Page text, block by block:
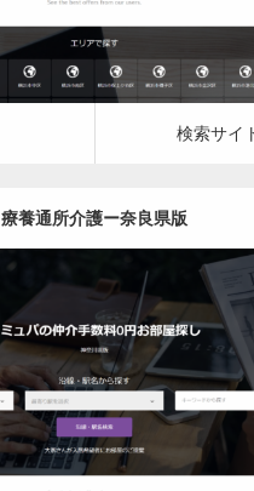
検索サイ
療養通所介護ー奈良県版
更新日：2023.03.09
検索サイト